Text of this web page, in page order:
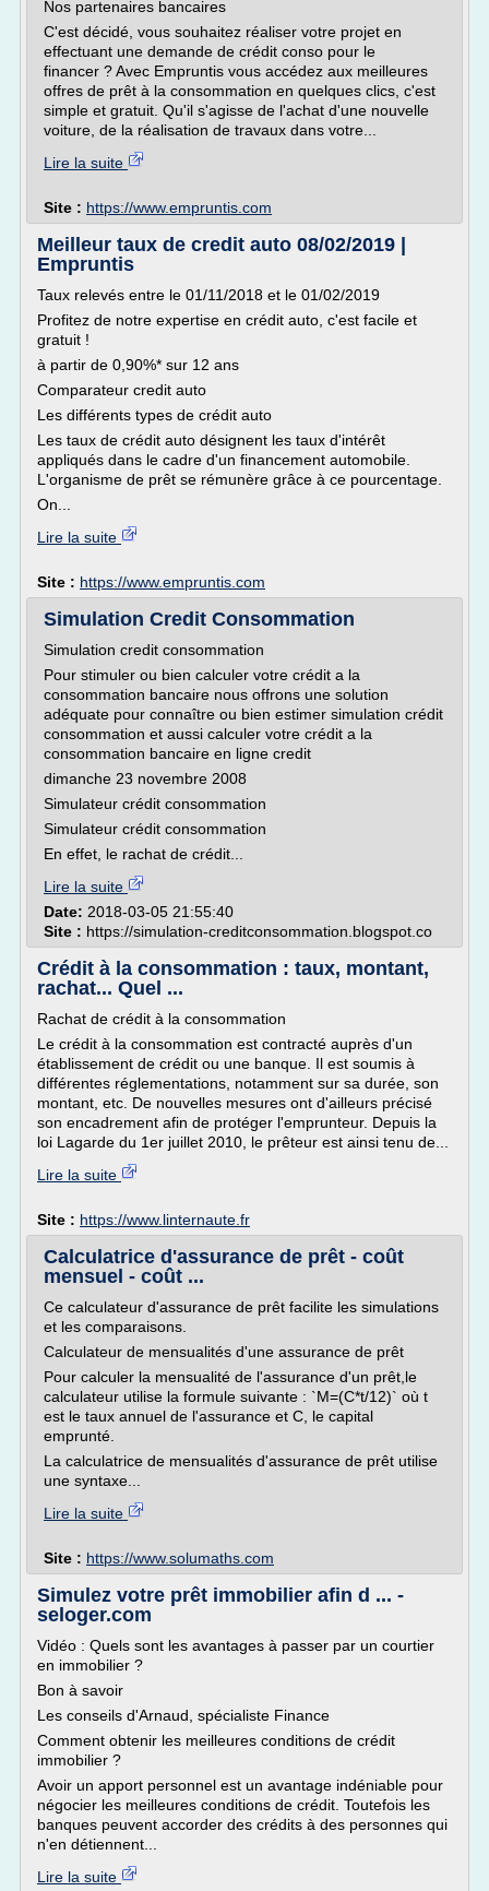
Nos partenaires bancaires
C'est décidé, vous souhaitez réaliser votre projet en
effectuant une demande de crédit conso pour le
financer ? Avec Empruntis vous accédez aux meilleures
offres de prêt à la consommation en quelques clics, c'est
simple et gratuit. Qu'il s'agisse de l'achat d'une nouvelle
voiture, de la réalisation de travaux dans votre...
Lire la suite
Site : https://www.empruntis.com
Meilleur taux de credit auto 08/02/2019 |
Empruntis
Taux relevés entre le 01/11/2018 et le 01/02/2019
Profitez de notre expertise en crédit auto, c'est facile et
gratuit !
à partir de 0,90%* sur 12 ans
Comparateur credit auto
Les différents types de crédit auto
Les taux de crédit auto désignent les taux d'intérêt
appliqués dans le cadre d'un financement automobile.
L'organisme de prêt se rémunère grâce à ce pourcentage.
On...
Lire la suite
Site : https://www.empruntis.com
Simulation Credit Consommation
Simulation credit consommation
Pour stimuler ou bien calculer votre crédit a la
consommation bancaire nous offrons une solution
adéquate pour connaître ou bien estimer simulation crédit
consommation et aussi calculer votre crédit a la
consommation bancaire en ligne credit
dimanche 23 novembre 2008
Simulateur crédit consommation
Simulateur crédit consommation
En effet, le rachat de crédit...
Lire la suite
Date: 2018-03-05 21:55:40
Site : https://simulation-creditconsommation.blogspot.co
Crédit à la consommation : taux, montant,
rachat... Quel ...
Rachat de crédit à la consommation
Le crédit à la consommation est contracté auprès d'un
établissement de crédit ou une banque. Il est soumis à
différentes réglementations, notamment sur sa durée, son
montant, etc. De nouvelles mesures ont d'ailleurs précisé
son encadrement afin de protéger l'emprunteur. Depuis la
loi Lagarde du 1er juillet 2010, le prêteur est ainsi tenu de...
Lire la suite
Site : https://www.linternaute.fr
Calculatrice d'assurance de prêt - coût
mensuel - coût ...
Ce calculateur d'assurance de prêt facilite les simulations
et les comparaisons.
Calculateur de mensualités d'une assurance de prêt
Pour calculer la mensualité de l'assurance d'un prêt,le
calculateur utilise la formule suivante : `M=(C*t/12)` où t
est le taux annuel de l'assurance et C, le capital
emprunté.
La calculatrice de mensualités d'assurance de prêt utilise
une syntaxe...
Lire la suite
Site : https://www.solumaths.com
Simulez votre prêt immobilier afin d ... -
seloger.com
Vidéo : Quels sont les avantages à passer par un courtier
en immobilier ?
Bon à savoir
Les conseils d'Arnaud, spécialiste Finance
Comment obtenir les meilleures conditions de crédit
immobilier ?
Avoir un apport personnel est un avantage indéniable pour
négocier les meilleures conditions de crédit. Toutefois les
banques peuvent accorder des crédits à des personnes qui
n'en détiennent...
Lire la suite